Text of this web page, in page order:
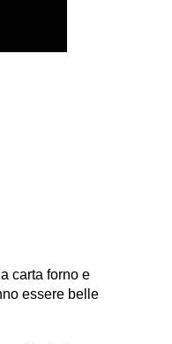
carta forno e
essere belle